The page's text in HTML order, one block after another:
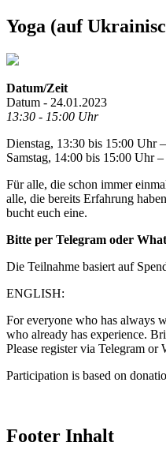
Yoga (auf
Datum/Zeit
Datum - 24.01.2023
13:30 - 15:00 Uhr
Dienstag, 13:30 bis 15:00 Uhr
Samstag, 14:00 bis 15:00 Uhr
Für alle, die schon immer
alle, die bereits Erfahrung
bucht euch eine.
Bitte per Telegram oder
Die Teilnahme basiert auf
ENGLISH:
For everyone who has always
who already has experience.
Please register via Telegram or
Participation is based on
Footer Inhalt